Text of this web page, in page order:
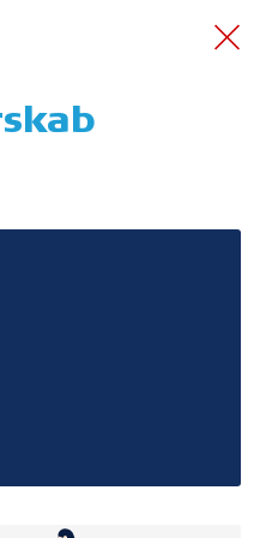
-
og TryghedsGruppens